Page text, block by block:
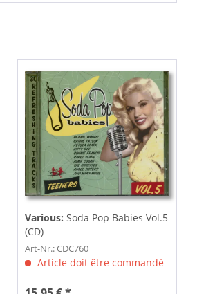
Various: Soda Pop Babies Vol.5
(CD)
Art-Nr.: CDC760
Article doit être commandé